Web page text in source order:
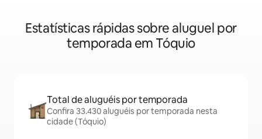
Estatísticas rápidas sobre aluguel por
temporada em Tóquio
Total de aluguéis por temporada
Confira 33.430 aluguéis por temporada nesta
cidade (Tóquio)